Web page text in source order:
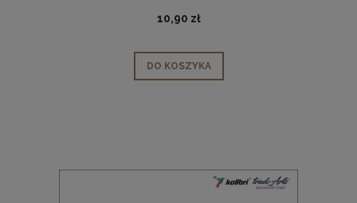
10,90 zł
DO KOSZYKA